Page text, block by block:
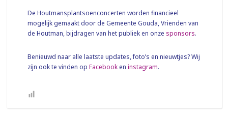
De Houtmansplantsoenconcerten worden financieel
mogelijk gemaakt door de Gemeente Gouda, Vrienden van
de Houtman, bijdragen van het publiek en onze sponsors.
Benieuwd naar alle laatste updates, foto’s en nieuwtjes? Wij
zijn ook te vinden opFacebookeninstagram.